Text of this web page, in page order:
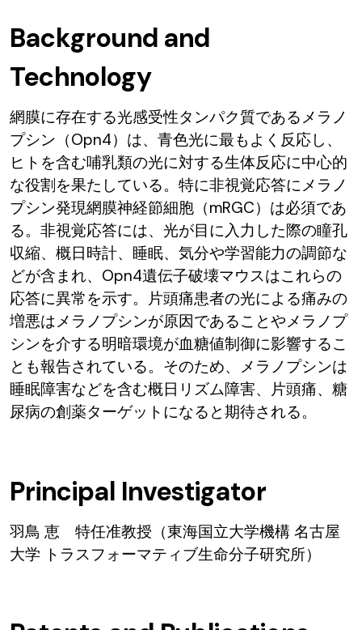
Background and
Technology
網膜に存在する光感受性タンパク質であるメラノ
プシン（Opn4）は、青色光に最もよく反応し、
ヒトを含む哺乳類の光に対する生体反応に中心的
な役割を果たしている。特に非視覚応答にメラノ
プシン発現網膜神経節細胞（mRGC）は必須であ
る。非視覚応答には、光が目に入力した際の瞳孔
収縮、概日時計、睡眠、気分や学習能力の調節な
どが含まれ、Opn4遺伝子破壊マウスはこれらの
応答に異常を示す。片頭痛患者の光による痛みの
増悪はメラノプシンが原因であることやメラノプ
シンを介する明暗環境が血糖値制御に影響するこ
とも報告されている。そのため、メラノプシンは
睡眠障害などを含む概日リズム障害、片頭痛、糖
尿病の創薬ターゲットになると期待される。
Principal Investigator
羽鳥 恵 特任准教授（東海国立大学機構 名古屋
大学 トラスフォーマティブ生命分子研究所）